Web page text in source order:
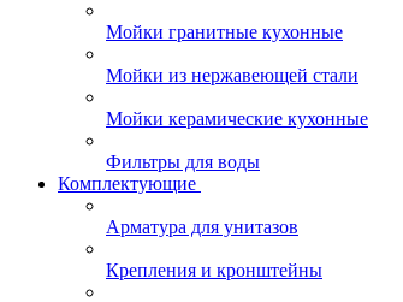
Мойки гранитные кухонные
Мойки из нержавеющей стали
Мойки керамические кухонные
Фильтры для воды
Комплектующие
Арматура для унитазов
Крепления и кронштейны